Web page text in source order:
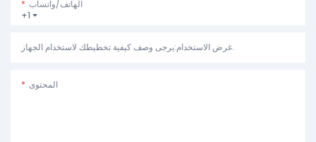
+1
الهاتف/واتساب
غرض الاستخدام:يرجى وصف كيفية تخطيطك لاستخدام الجهاز.
المحتوى